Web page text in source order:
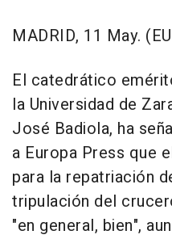
MADRID, 11 May.
El catedrático
la Universidad de
José Badiola, ha
a Europa Press que
para la repatriación
tripulación del
"en general, bien",